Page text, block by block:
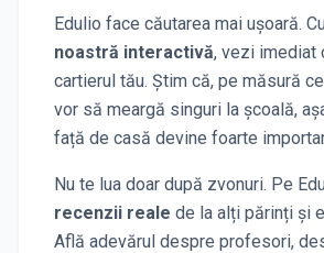
Edulio face căutarea mai ușoară. Cu
noastră interactivă, vezi imediat
cartierul tău. Știm că, pe măsură
vor să meargă singuri la școală,
față de casă devine foarte
Nu te lua doar după zvonuri. Pe
recenzii reale de la alți părinți și
Află adevărul despre profesori,